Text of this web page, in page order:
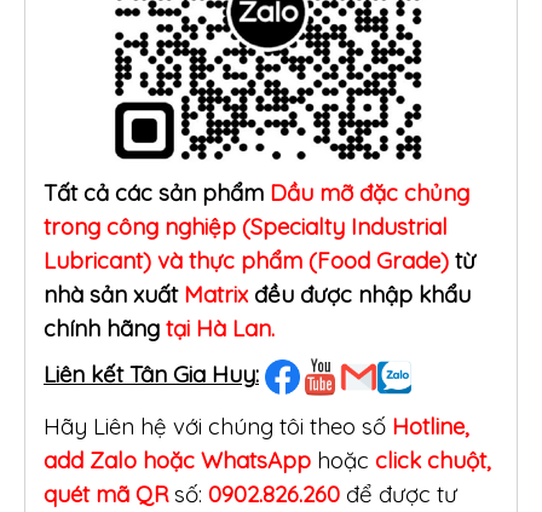
Tất cả các sản phẩm Dầu mỡ đặc chủng
trong công nghiệp (Specialty Industrial
Lubricant) và thực phẩm (Food Grade) từ
nhà sản xuấtMatrix đều được nhập khẩu
chính hãng tại Hà Lan.
Liên kết Tân Gia Huy:
Hãy Liên hệ với chúng tôi theo số Hotline,
add Zalo hoặc WhatsApp hoặc click chuột,
quét mã QRsố: 0902.826.260 để được tư